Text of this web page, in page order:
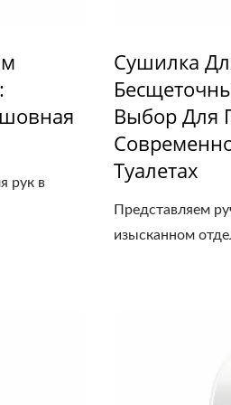
рук в
Сушилка
Выбор Для
Туалетах
Представляем
изысканном